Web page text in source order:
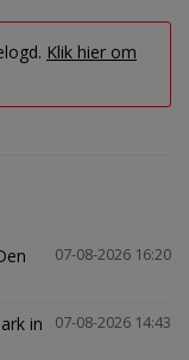
Klik hier om
07-08-2026 16:20
07-08-2026 14:43
in